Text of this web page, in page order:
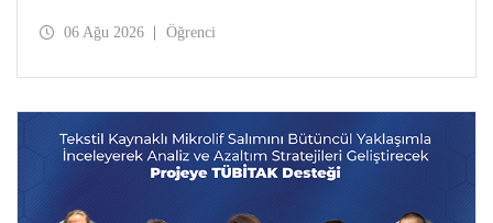
Temmuz tarihlerinde ABD’de dünyanın önde gelen
06 Ağu 2026 Öğrenci